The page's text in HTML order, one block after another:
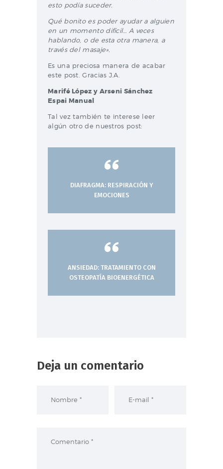
esto podía suceder.
Qué bonito es poder ayudar a alguien
en un momento difícil… A veces
hablando, o de esta otra manera, a
través del masaje».
Es una preciosa manera de acabar
este post. Gracias J.A.
Marifé López y Arseni Sánchez
Espai Manual
Tal vez también te interese leer
algún otro de nuestros post:
DIAFRAGMA: RESPIRACIÓN Y
EMOCIONES
ANSIEDAD: TRATAMIENTO CON
OSTEOPATÍA BIOENERGÉTICA
Deja un comentario